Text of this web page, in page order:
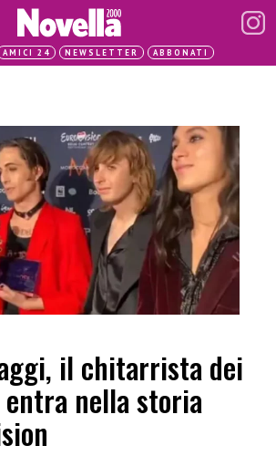
AMICI 24 NEWSLETTER ABBONATI
il chitarrista dei
entra nella storia